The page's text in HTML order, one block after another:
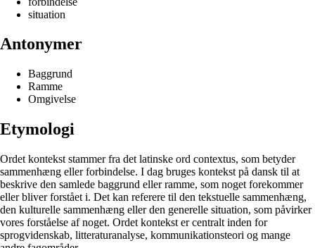
situation
Antonymer
Baggrund
Ramme
Omgivelse
Etymologi
Ordet kontekst stammer fra det latinske ord contextus, som betyder
sammenhæng eller forbindelse. I dag bruges kontekst på dansk til at
beskrive den samlede baggrund eller ramme, som noget forekommer
eller bliver forstået i. Det kan referere til den tekstuelle sammenhæng,
den kulturelle sammenhæng eller den generelle situation, som påvirker
vores forståelse af noget. Ordet kontekst er centralt inden for
sprogvidenskab, litteraturanalyse, kommunikationsteori og mange